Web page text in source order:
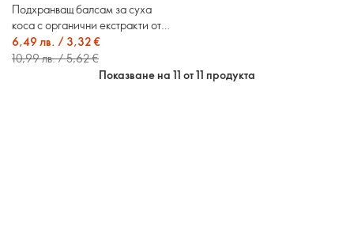
Подхранващ балсам за суха
коса с органични екстракти от
пшеница & кокос Love Nature
6,49 лв. / 3,32 €
10,99 лв. / 5,62 €
Показване на 11 от 11 продукта